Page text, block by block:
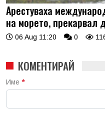
Арестуваха
на морето, прекарвал
06 Aug 11:20 0
КОМЕНТИРАЙ
Име *